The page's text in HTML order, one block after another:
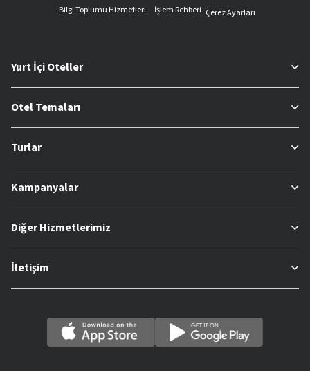
Bilgi Toplumu Hizmetleri
İşlem Rehberi Çerez Ayarları
Yurt İçi Oteller
Otel Temaları
Turlar
Kampanyalar
Diğer Hizmetlerimiz
İletişim